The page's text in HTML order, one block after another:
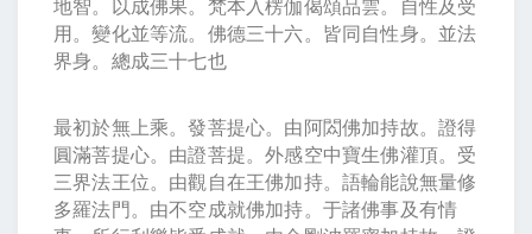
地智。以成佛果。梵本入楞伽偈頌品雲。自性及受
用。變化並等流。佛德三十六。皆同自性身。並法
界身。總成三十七也
最初於無上乘。發菩提心。由阿閦佛加持故。證得
圓滿菩提心。由證菩提。外感空中寶生佛灌頂。受
三界法王位。由觀自在王佛加持。語輪能說無量修
多羅法門。由不空成就佛加持。于諸佛事及有情